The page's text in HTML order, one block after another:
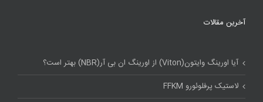
آخرین مقالات
آیا اورینگ وایتون(Viton) از اورینگ ان بی آر(NBR) بهتر است؟
لاستیک پرفلوئورو FFKM